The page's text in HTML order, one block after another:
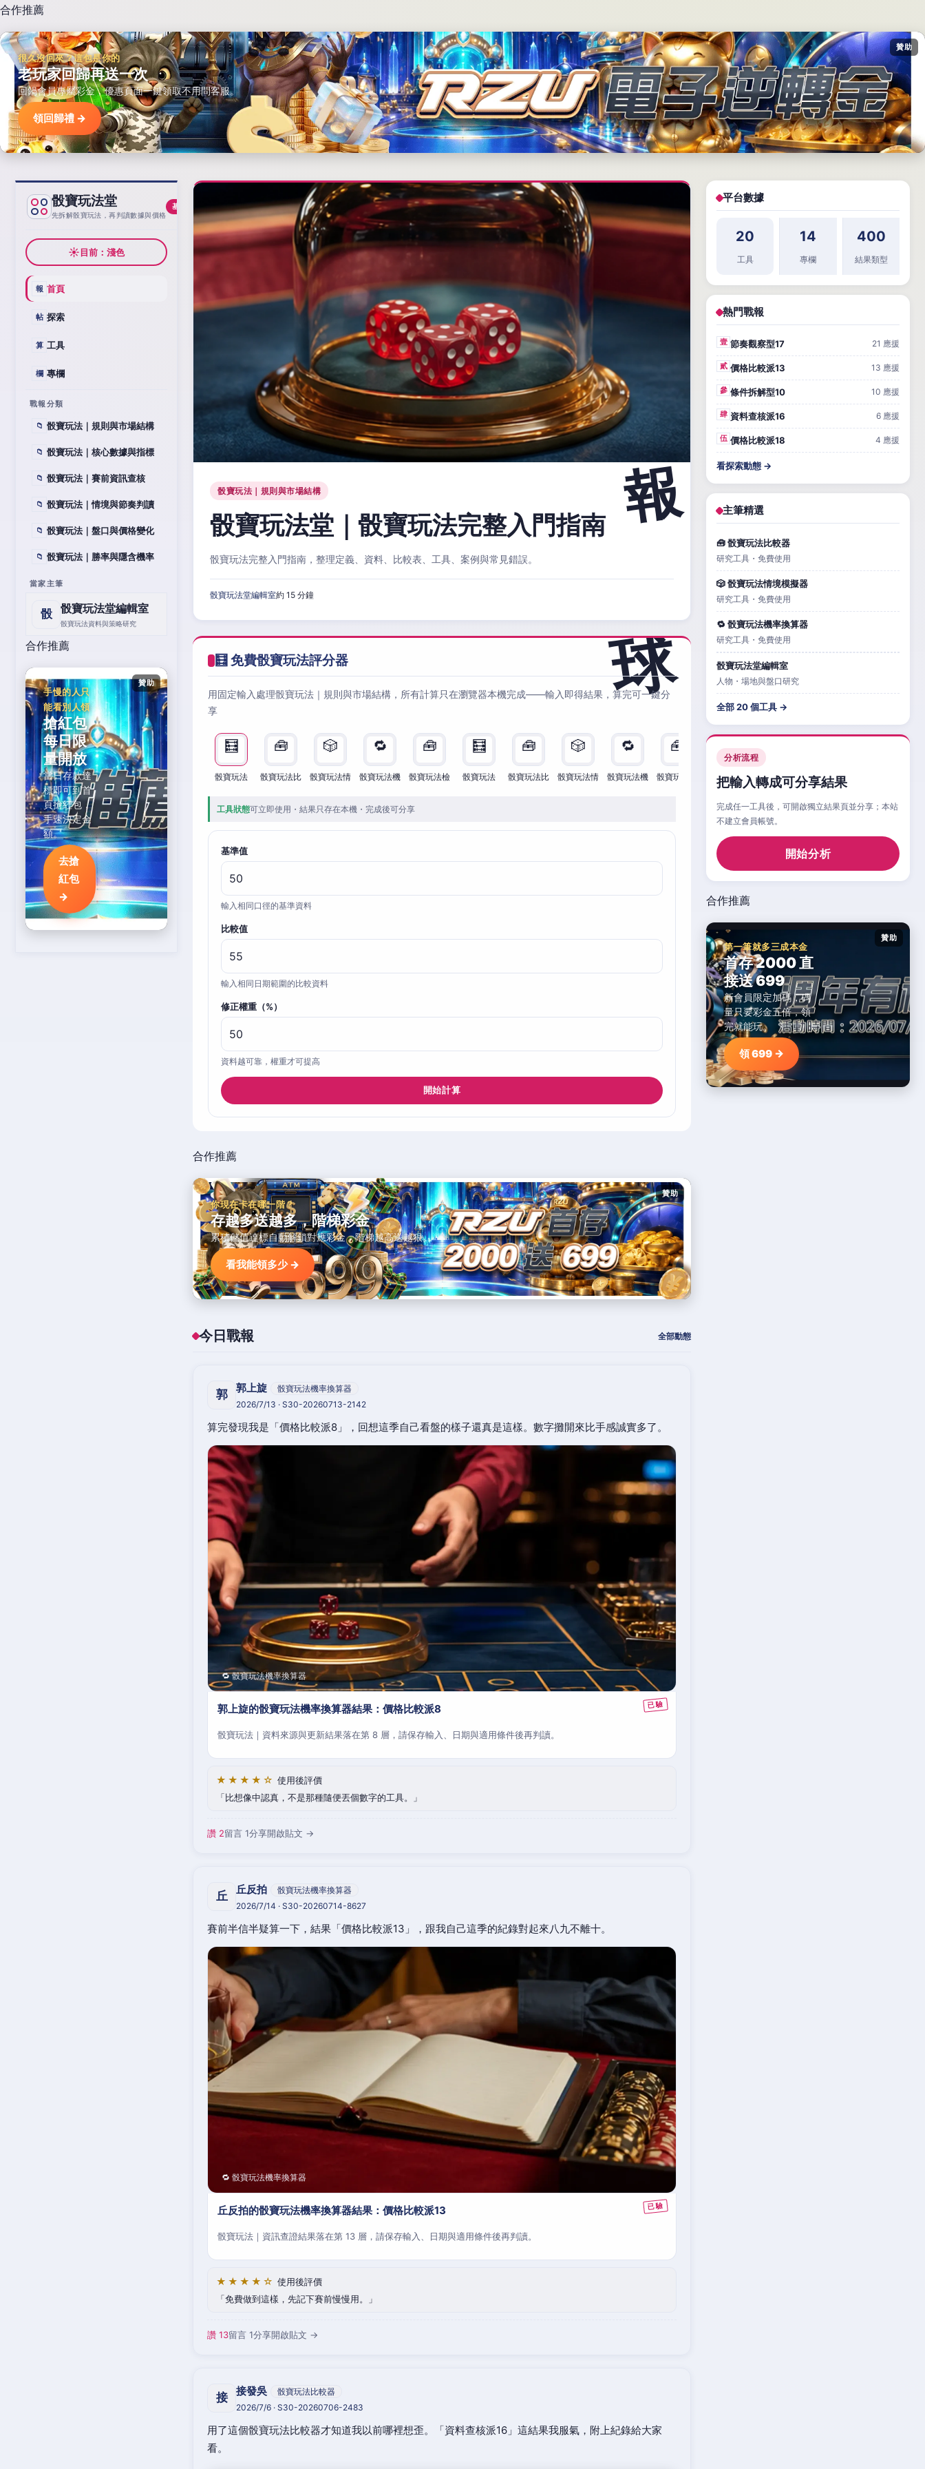
合作推薦
贊助
很久沒回來？這包是你的
老玩家回歸再送一次
回鍋會員專屬彩金，優惠頁面一鍵領取不用問客服。
領回歸禮 →
骰寶玩法堂
先拆解骰寶玩法，再判讀數據與價格
基線
☀目前：淺色
報 首頁
帖 探索
算 工具
欄 專欄
戰報分類
📁 骰寶玩法｜規則與市場結構
📁 骰寶玩法｜核心數據與指標
📁 骰寶玩法｜賽前資訊查核
📁 骰寶玩法｜情境與節奏判讀
📁 骰寶玩法｜盤口與價格變化
📁 骰寶玩法｜勝率與隱含機率
當家主筆
骰 骰寶玩法堂編輯室
骰寶玩法資料與策略研究
合作推薦
贊助
手慢的人只
能看別人領
搶紅包
每日限
量開放
當日存款達
標即可到首
頁搶紅包，
手速決定金
額。
去搶
紅包
→
骰寶玩法｜規則與市場結構
骰寶玩法堂｜骰寶玩法完整入門指南
骰寶玩法完整入門指南，整理定義、資料、比較表、工具、案例與常見錯誤。
骰寶玩法堂編輯室約 15 分鐘
🧮 免費骰寶玩法評分器
用固定輸入處理骰寶玩法｜規則與市場結構，所有計算只在瀏覽器本機完成——輸入即得結果，算完可一鍵分
享
🧮
骰寶玩法
🧰
骰寶玩法比
🎲
骰寶玩法情
🔁
骰寶玩法機
🧰
骰寶玩法檢
🧮
骰寶玩法
🧰
骰寶玩法比
🎲
骰寶玩法情
🔁
骰寶玩法機
🧰
骰寶玩法檢
🧮
骰寶玩法 骰寶玩法比 骰寶玩法情
工具狀態可立即使用・結果只存在本機・完成後可分享
基準值
輸入相同口徑的基準資料
比較值
輸入相同日期範圍的比較資料
修正權重（%）
資料越可靠，權重才可提高
開始計算
合作推薦
贊助
你現在卡在哪一階？
存越多送越多，階梯彩金
累積儲值達標自動解鎖對應彩金，階梯越高送越狠。
看我能領多少 →
今日戰報 全部動態
郭 郭上旋
骰寶玩法機率換算器
2026/7/13 · S30-20260713-2142
算完發現我是「價格比較派8」，回想這季自己看盤的樣子還真是這樣。數字攤開來比手感誠實多了。
🔁 骰寶玩法機率換算器
郭上旋的骰寶玩法機率換算器結果：價格比較派8
骰寶玩法｜資料來源與更新結果落在第 8 層，請保存輸入、日期與適用條件後再判讀。
★★★★☆ 使用後評價
比想像中認真，不是那種隨便丟個數字的工具。
讚 2留言 1分享開啟貼文 →
丘 丘反拍
骰寶玩法機率換算器
2026/7/14 · S30-20260714-8627
賽前半信半疑算一下，結果「價格比較派13」，跟我自己這季的紀錄對起來八九不離十。
🔁 骰寶玩法機率換算器
丘反拍的骰寶玩法機率換算器結果：價格比較派13
骰寶玩法｜資訊查證結果落在第 13 層，請保存輸入、日期與適用條件後再判讀。
★★★★☆ 使用後評價
免費做到這樣，先記下賽前慢慢用。
讚 13留言 1分享開啟貼文 →
接 接發吳
骰寶玩法比較器
2026/7/6 · S30-20260706-2483
用了這個骰寶玩法比較器才知道我以前哪裡想歪。「資料查核派16」這結果我服氣，附上紀錄給大家
看。
平台數據
20
工具
14
專欄
400
結果類型
熱門戰報
壹 節奏觀察型17 21 應援
貳 價格比較派13 13 應援
參 條件拆解型10 10 應援
肆 資料查核派16 6 應援
伍 價格比較派18 4 應援
看探索動態 →
主筆精選
🧰 骰寶玩法比較器
研究工具・免費使用
🎲 骰寶玩法情境模擬器
研究工具・免費使用
🔁 骰寶玩法機率換算器
研究工具・免費使用
骰寶玩法堂編輯室
人物・場地與盤口研究
全部 20 個工具 →
分析流程
把輸入轉成可分享結果
完成任一工具後，可開啟獨立結果頁並分享；本站
不建立會員帳號。
開始分析
合作推薦
贊助
第一筆就多三成本金
首存 2000 直
接送 699
新會員限定加碼，碼
量只要彩金五倍，領
完就能玩。
領 699 →